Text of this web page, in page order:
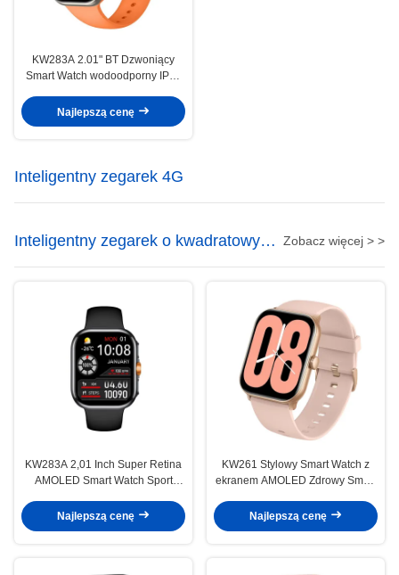
KW283A 2.01" BT Dzwoniący
Smart Watch wodoodporny IP68
Najlepszą cenę
Inteligentny zegarek 4G
Inteligentny zegarek o kwadratowym
kształcie
Zobacz więcej > >
KW283A 2,01 Inch Super Retina
AMOLED Smart Watch Sport
Najlepszą cenę
KW261 Stylowy Smart Watch z
ekranem AMOLED Zdrowy Smart
Najlepszą cenę